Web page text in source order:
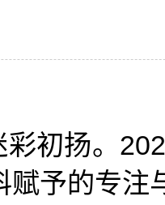
初扬。
赋予的专